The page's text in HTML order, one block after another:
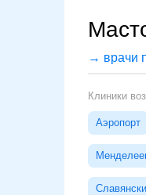
→ врачи
Клиники
Аэропорт